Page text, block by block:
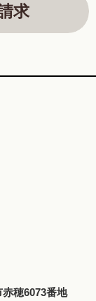
求
赤穂6073番地